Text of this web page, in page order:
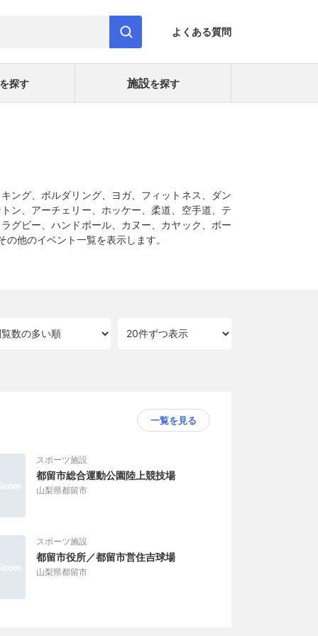
よくある質問
を探す 施設を探す
ング、ボルダリング、ヨガ、フィットネス、ダン
ン、アーチェリー、ホッケー、柔道、空手道、テ
グビー、ハンドボール、カヌー、カヤック、ボー
他のイベント一覧を表示します。
一覧を見る
スポーツ施設
都留市総合運動公園陸上競技場
山梨県都留市
スポーツ施設
都留市役所／都留市営住吉球場
山梨県都留市